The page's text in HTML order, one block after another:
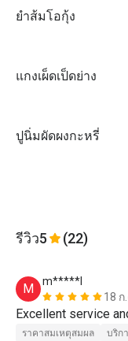
ยำส้มโอกุ้ง
แกงเผ็ดเป็ดย่าง
ปูนิ่มผัดผงกะหรี่
รีวิว5 (22)
M
m*****l
18 ก
Excellent service
ราคาสมเหตุสมผล
บริก